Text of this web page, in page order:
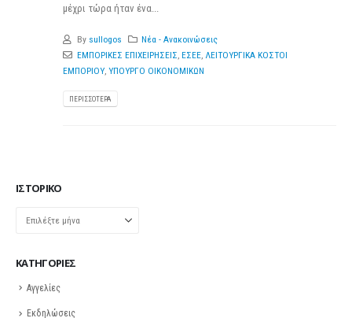
μέχρι τώρα ήταν ένα...
By sullogos
Νέα - Ανακοινώσεις
ΕΜΠΟΡΙΚΕΣ ΕΠΙΧΕΙΡΗΣΕΙΣ ΕΣΕΕ, ΛΕΙΤΟΥΡΓΙΚΑ ΚΟΣΤΟΙ
ΕΜΠΟΡΙΟΥ ΥΠΟΥΡΓΟ ΟΙΚΟΝΟΜΙΚΩΝ
ΠΕΡΙΣΣΌΤΕΡΑ
ΙΣΤΟΡΙΚΌ
KΑΤΗΓΟΡΊΕΣ
Αγγελίες
Εκδηλώσεις